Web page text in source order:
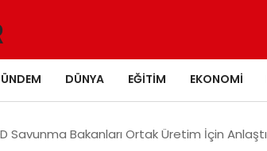
DÜNYA EĞITIM EKONOMI
Savunma Bakanları Ortak Üretim İçin Anlaştı